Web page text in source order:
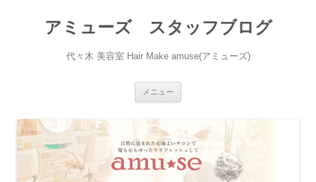
アミューズ スタッフブログ
代々木 美容室 Hair Make amuse(アミューズ)
メニュー
へ
ス
キ
ッ
プ